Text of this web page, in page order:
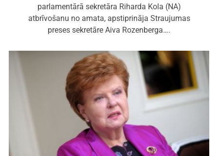
parlamentārā sekretāra Riharda Kola (NA)
atbrīvošanu no amata, apstiprināja Straujumas
preses sekretāre Aiva Rozenberga….